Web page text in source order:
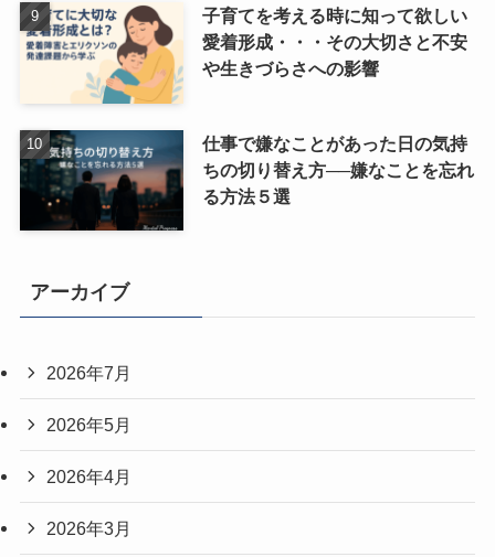
子育てを考える時に知って欲しい
愛着形成・・・その大切さと不安
や生きづらさへの影響
仕事で嫌なことがあった日の気持
ちの切り替え方──嫌なことを忘れ
る方法５選
アーカイブ
2026年7月
2026年5月
2026年4月
2026年3月